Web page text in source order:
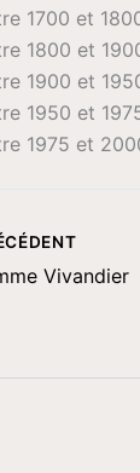
1700 et
1800 et
1900 et
1950 et
1975 et
Vivandier